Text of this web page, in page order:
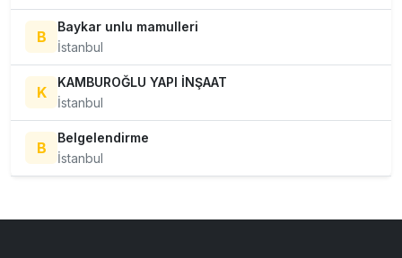
B
Baykar unlu mamulleri
İstanbul
K
KAMBUROĞLU YAPI İNŞAAT
İstanbul
B
Belgelendirme
İstanbul